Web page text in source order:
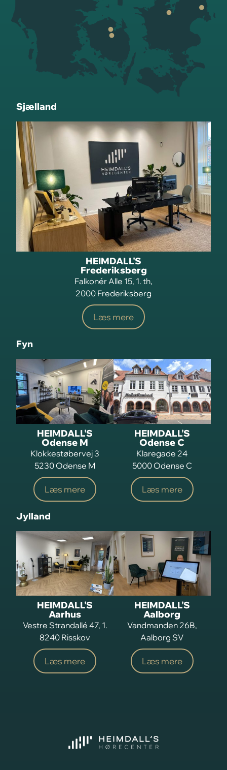
Sjælland
HEIMDALL'S
Frederiksberg
Falkonér Alle 15, 1. th,
2000 Frederiksberg
Læs mere
Fyn
HEIMDALL'S
Odense M
Klokkestøbervej 3
5230 Odense M
Læs mere
HEIMDALL'S
Odense C
Klaregade 24
5000 Odense C
Læs mere
Jylland
HEIMDALL'S
Aarhus
Vestre Strandallé 47, 1.
8240 Risskov
Læs mere
HEIMDALL'S
Aalborg
Vandmanden 26B,
Aalborg SV
Læs mere